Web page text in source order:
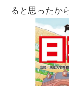
ると思ったか